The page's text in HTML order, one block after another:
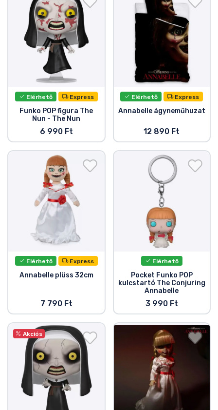
Elérhető Express
Funko POP figura The
Nun - The Nun
6 990 Ft
Elérhető Express
Annabelle ágyneműhuzat
12 890 Ft
Elérhető Express
Annabelle plüss 32cm
7 790 Ft
Elérhető
Pocket Funko POP
kulcstartó The Conjuring
Annabelle
3 990 Ft
Akciós